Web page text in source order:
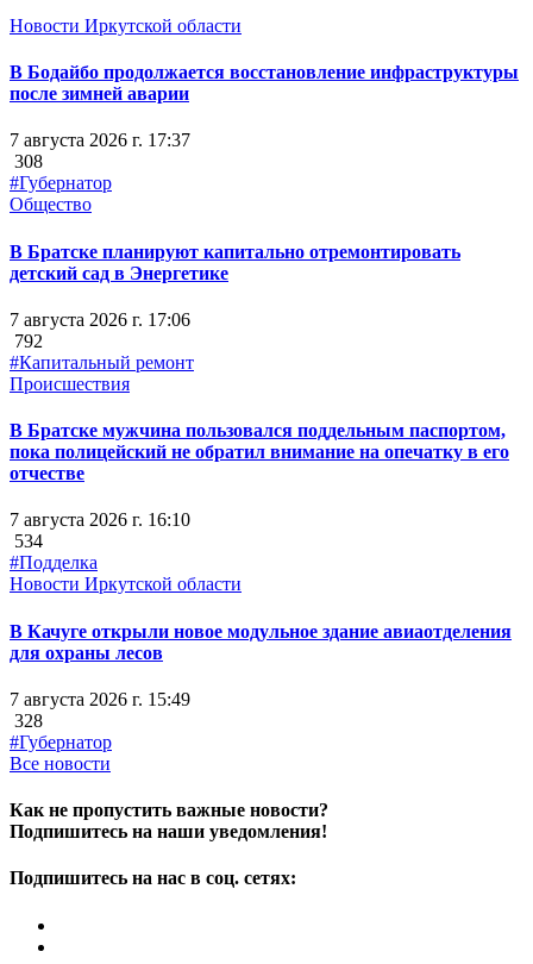
Новости Иркутской области
В Бодайбо продолжается восстановление инфраструктуры
после зимней аварии
7 августа 2026 г. 17:37
308
#Губернатор
Общество
В Братске планируют капитально отремонтировать
детский сад в Энергетике
7 августа 2026 г. 17:06
792
#Капитальный ремонт
Происшествия
В Братске мужчина пользовался поддельным паспортом,
пока полицейский не обратил внимание на опечатку в его
отчестве
7 августа 2026 г. 16:10
534
#Подделка
Новости Иркутской области
В Качуге открыли новое модульное здание авиаотделения
для охраны лесов
7 августа 2026 г. 15:49
328
#Губернатор
Все новости
Как не пропустить важные новости?
Подпишитесь на наши уведомления!
Подпишитесь на нас в соц. сетях: